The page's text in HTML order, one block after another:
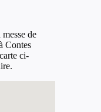
de
Contes
ci-